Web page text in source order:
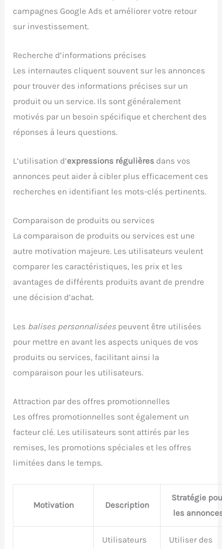
campagnes Google Ads et améliorer votre retour
sur investissement.
Recherche d’informations précises
Les internautes cliquent souvent sur les annonces
pour trouver des informations précises sur un
produit ou un service. Ils sont généralement
motivés par un besoin spécifique et cherchent des
réponses à leurs questions.
L’utilisation d’expressions régulières dans vos
annonces peut aider à cibler plus efficacement ces
recherches en identifiant les mots-clés pertinents.
Comparaison de produits ou services
La comparaison de produits ou services est une
autre motivation majeure. Les utilisateurs veulent
comparer les caractéristiques, les prix et les
avantages de différents produits avant de prendre
une décision d’achat.
Les balises personnalisées peuvent être utilisées
pour mettre en avant les aspects uniques de vos
produits ou services, facilitant ainsi la
comparaison pour les utilisateurs.
Attraction par des offres promotionnelles
Les offres promotionnelles sont également un
facteur clé. Les utilisateurs sont attirés par les
remises, les promotions spéciales et les offres
limitées dans le temps.
Motivation Description
Stratégie
les
Utilisateurs
Utiliser des